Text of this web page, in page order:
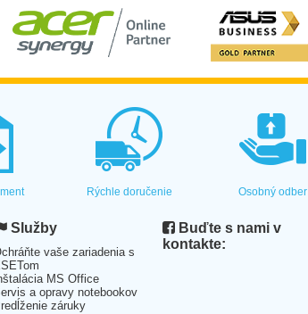
Rýchle doručenie Osobný odber
Služby
vaše zariadenia s
MS Office
a opravy notebookov
záruky
Buďte s nami v
kontakte: